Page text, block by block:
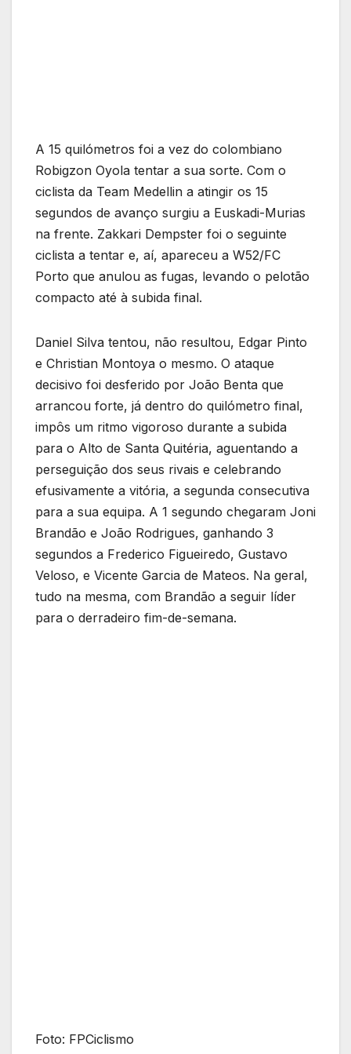
A 15 quilómetros foi a vez do colombiano
Robigzon Oyola tentar a sua sorte. Com o
ciclista da Team Medellin a atingir os 15
segundos de avanço surgiu a Euskadi-Murias
na frente. Zakkari Dempster foi o seguinte
ciclista a tentar e, aí, apareceu a W52/FC
Porto que anulou as fugas, levando o pelotão
compacto até à subida final.
Daniel Silva tentou, não resultou, Edgar Pinto
e Christian Montoya o mesmo. O ataque
decisivo foi desferido por João Benta que
arrancou forte, já dentro do quilómetro final,
impôs um ritmo vigoroso durante a subida
para o Alto de Santa Quitéria, aguentando a
perseguição dos seus rivais e celebrando
efusivamente a vitória, a segunda consecutiva
para a sua equipa. A 1 segundo chegaram Joni
Brandão e João Rodrigues, ganhando 3
segundos a Frederico Figueiredo, Gustavo
Veloso, e Vicente Garcia de Mateos. Na geral,
tudo na mesma, com Brandão a seguir líder
para o derradeiro fim-de-semana.
Foto: FPCiclismo